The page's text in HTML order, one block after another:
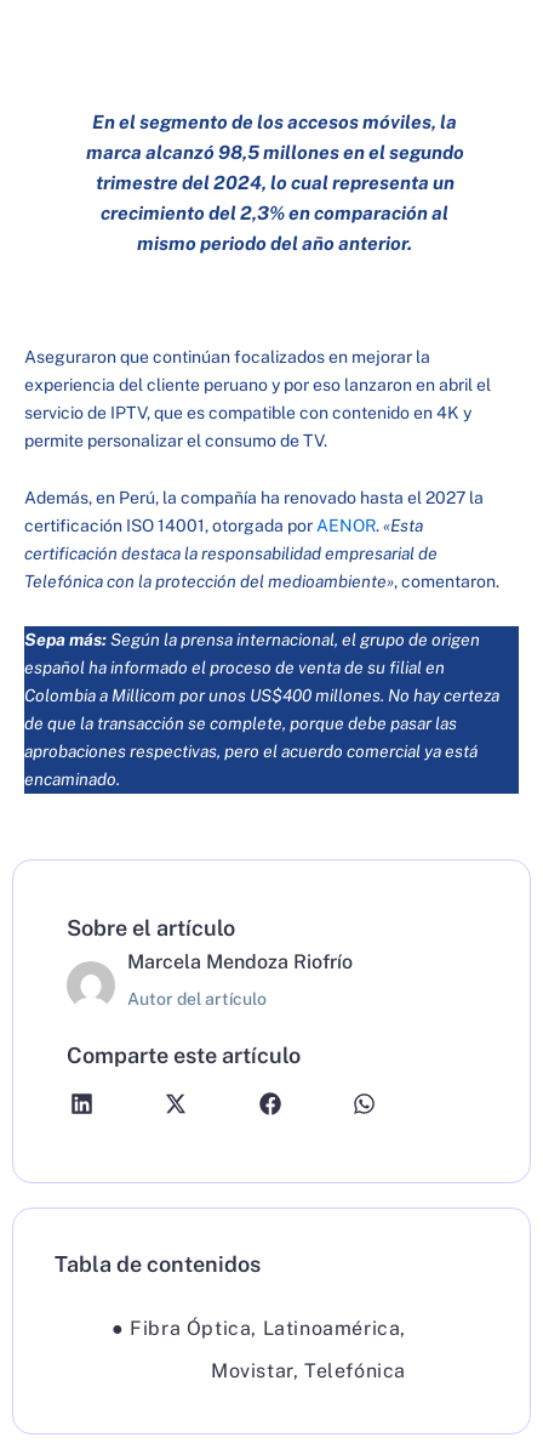
En el segmento de los accesos móviles, la
marca alcanzó 98,5 millones en el segundo
trimestre del 2024, lo cual representa un
crecimiento del 2,3% en comparación al
mismo periodo del año anterior.
Aseguraron que continúan focalizados en mejorar la
experiencia del cliente peruano y por eso lanzaron en abril el
servicio de IPTV, que es compatible con contenido en 4K y
permite personalizar el consumo de TV.
Además, en Perú, la compañía ha renovado hasta el 2027 la
certificación ISO 14001, otorgada por AENOR.«Esta
certificación destaca la responsabilidad empresarial de
Telefónica con la protección del medioambiente», comentaron.
Sepa más:Según la prensa internacional, el grupo de origen
español ha informado el proceso de venta de su filial en
Colombia a Millicom por unos US$400 millones. No hay certeza
de que la transacción se complete, porque debe pasar las
aprobaciones respectivas, pero el acuerdo comercial ya está
encaminado.
Sobre el artículo
Marcela Mendoza Riofrío
Autor del artículo
Comparte este artículo
Tabla de contenidos
● Fibra Óptica, Latinoamérica,
Movistar, Telefónica